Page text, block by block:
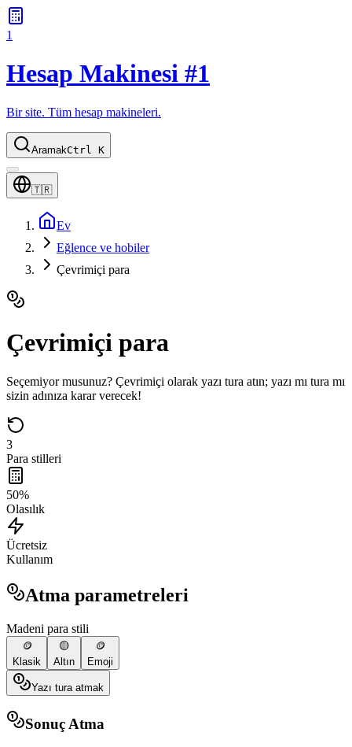
1
Hesap Makinesi #1
Bir site. Tüm hesap makineleri.
AramakCtrl K
🇹🇷
Ev
Eğlence ve hobiler
Çevrimiçi para
Çevrimiçi para
Seçemiyor musunuz? Çevrimiçi olarak yazı tura atın; yazı mı tura mı
sizin adınıza karar verecek!
3
Para stilleri
50%
Olasılık
Ücretsiz
Kullanım
Atma parametreleri
Madeni para stili
🪙
Klasik
🟡
Altın
🪙
Emoji
Yazı tura atmak
Sonuç Atma